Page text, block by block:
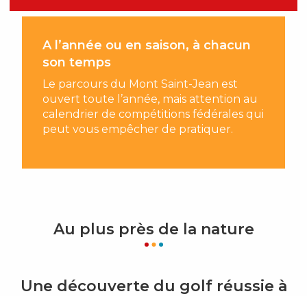
Les Tarifs
Le Club Med Vittel Ermitage, un patrimoine
au cœur de la nature
A l’année ou en saison, à chacun
son temps
Le parcours du Mont Saint-Jean est
ouvert toute l’année, mais attention au
calendrier de compétitions fédérales qui
peut vous empêcher de pratiquer.
Au plus près de la nature
Une découverte du golf réussie à